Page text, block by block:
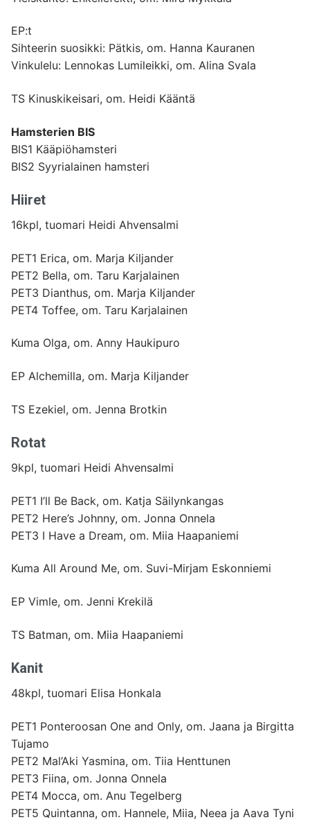
EP:t
Sihteerin suosikki: Pätkis, om. Hanna Kauranen
Vinkulelu: Lennokas Lumileikki, om. Alina Svala
TS Kinuskikeisari, om. Heidi Kääntä
Hamsterien BIS
BIS1 Kääpiöhamsteri
BIS2 Syyrialainen hamsteri
Hiiret
16kpl, tuomari Heidi Ahvensalmi
PET1 Erica, om. Marja Kiljander
PET2 Bella, om. Taru Karjalainen
PET3 Dianthus, om. Marja Kiljander
PET4 Toffee, om. Taru Karjalainen
Kuma Olga, om. Anny Haukipuro
EP Alchemilla, om. Marja Kiljander
TS Ezekiel, om. Jenna Brotkin
Rotat
9kpl, tuomari Heidi Ahvensalmi
PET1 I’ll Be Back, om. Katja Säilynkangas
PET2 Here’s Johnny, om. Jonna Onnela
PET3 I Have a Dream, om. Miia Haapaniemi
Kuma All Around Me, om. Suvi-Mirjam Eskonniemi
EP Vimle, om. Jenni Krekilä
TS Batman, om. Miia Haapaniemi
Kanit
48kpl, tuomari Elisa Honkala
PET1 Ponteroosan One and Only, om. Jaana ja Birgitta
Tujamo
PET2 Mal’Aki Yasmina, om. Tiia Henttunen
PET3 Fiina, om. Jonna Onnela
PET4 Mocca, om. Anu Tegelberg
PET5 Quintanna, om. Hannele, Miia, Neea ja Aava Tyni